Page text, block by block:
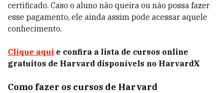
certificado. Caso o aluno não queira ou não possa fazer
esse pagamento, ele ainda assim pode acessar aquele
conhecimento.
Clique aqui e confira a lista de cursos online
gratuitos de Harvard disponívels no HarvardX
Como fazer os cursos de Harvard